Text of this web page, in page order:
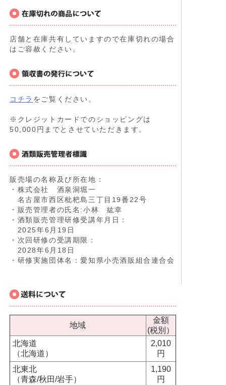
店舗と在庫共有していますので在庫切れの場合
はご容赦ください。
コチラ をご覧ください。
※クレジットカードでのショッピングは
50,000円までとさせていただきます。
販売場の名称及び所在地：
・株式会社 酒泉洞堀一
名古屋市西区枇杷島三丁目19番22号
・販売管理者の氏名:小林 紘幸
・酒類販売管理研修受講年月日：
2025年6月19日
・次回研修の受講期限：
2028年6月18日
・研修実施団体名：愛知県小売酒販組合連合会
地域
金額
(税別）
北海道
（北海道）
2,010
円
北東北
（青森/秋田/岩手）
1,190
円